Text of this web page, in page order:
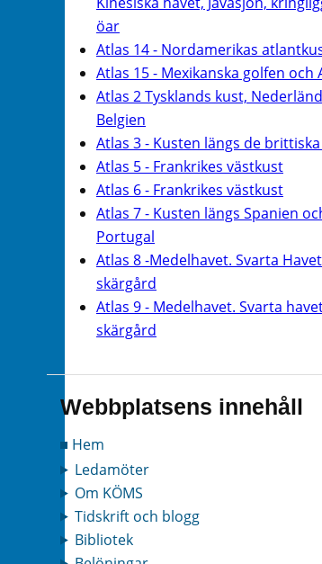
öar
Atlas 14 - Nordamerikas
Atlas 15 - Mexikanska golfen och
Atlas 2 Tysklands kust,
Belgien
Atlas 3 - Kusten längs de
Atlas 5 - Frankrikes västkust
Atlas 6 - Frankrikes västkust
Atlas 7 - Kusten längs Spanien
Portugal
Atlas 8 -Medelhavet. Svarta
skärgård
Atlas 9 - Medelhavet. Svarta
skärgård
Webbplatsens innehåll
Hem
Ledamöter
Om KÖMS
Tidskrift och blogg
Bibliotek